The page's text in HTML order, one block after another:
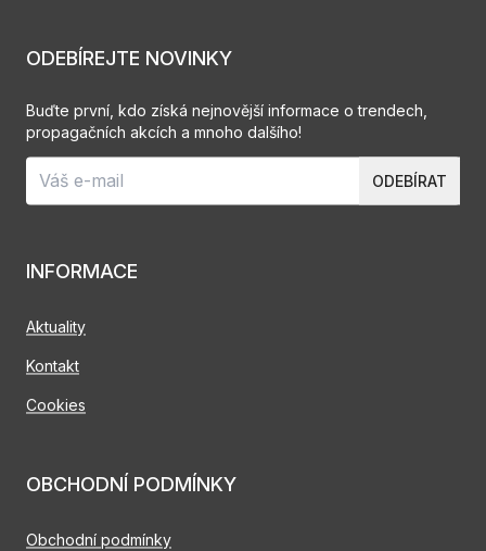
INFORMACE
Aktuality
Kontakt
Cookies
OBCHODNÍ PODMÍNKY
Obchodní podmínky
ODEBÍREJTE NOVINKY
Buďte první, kdo získá nejnovější informace o trendech,
propagačních akcích a mnoho dalšího!
ODEBÍRAT